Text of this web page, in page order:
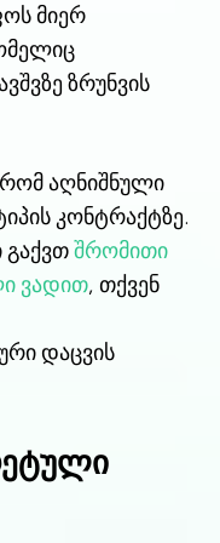
მიერ
ზრუნვის
რომ აღნიშნული
კონტრაქტზე.
გაქვთშრომითი
ვადით, თქვენ
დაცვის